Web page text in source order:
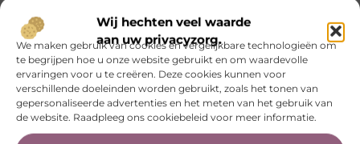
Wij hechten veel waarde
aan uw privacyzorg.
We maken gebruik van cookies en vergelijkbare technologieën om
te begrijpen hoe u onze website gebruikt en om waardevolle
ervaringen voor u te creëren. Deze cookies kunnen voor
verschillende doeleinden worden gebruikt, zoals het tonen van
gepersonaliseerde advertenties en het meten van het gebruik van
de website. Raadpleeg ons cookiebeleid voor meer informatie.
aan?
Wat zijn de uurlijkse tarieven voor
catering?
Welke visgerechten zijn beschikbaar? ▼